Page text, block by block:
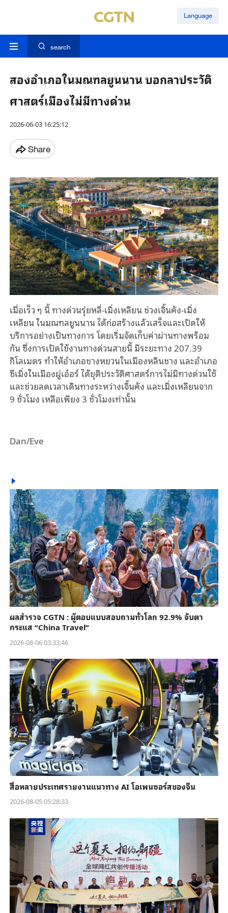
Language
search
สองอำเภอในมณฑลยูนนาน บอกลาประวัติ
ศาสตร์เมืองไม่มีทางด่วน
2026-06-03 16:25:12
Share
เมื่อเร็ว ๆ นี้ ทางด่วนรุ่ยหลี่-เมิ่งเหลียน ช่วงเจิ้นคัง-เมิ่ง
เหลียน ในมณฑลยูนนาน ได้ก่อสร้างแล้วเสร็จและเปิดให้
บริการอย่างเป็นทางการ โดยเริ่มจัดเก็บค่าผ่านทางพร้อม
กันซึ่งการเปิดใช้งานทางด่วนสายนี้มีระยะทาง 207.39
กิโลเมตร ทำให้อำเภอชางหยวนในเมืองหลินชาง และอำเภอ
ซีเมิ่งในเมืองผู่เอ๋อร์ ได้ยุติประวัติศาสตร์การไม่มีทางด่วนใช้
และช่วยลดเวลาเดินทางระหว่างเจิ้นคัง และเมิ่งเหลียนจาก
9 ชั่วโมง เหลือเพียง 3 ชั่วโมงเท่านั้น
Dan/Eve
ผลสำรวจ CGTN : ผู้ตอบแบบสอบถามทั่วโลก 92.9% จับตา
กระแส “China Travel”
2026-08-06 03:33:46
สื่อหลายประเทศรายงานแนวทาง AI โอเพนซอร์สของจีน
2026-08-05 05:28:33